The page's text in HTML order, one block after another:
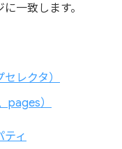
一致します。
レクタ）
pages）
ィ